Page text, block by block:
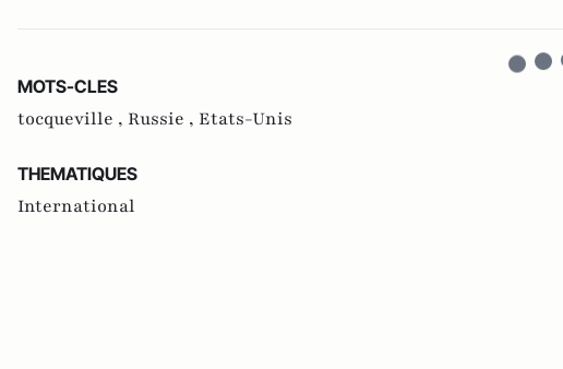
MOTS-CLES
tocqueville , Russie , Etats-Unis
THEMATIQUES
International